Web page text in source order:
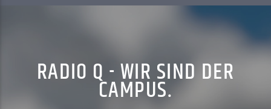
RADIO Q - WIR SIND DER
CAMPUS.